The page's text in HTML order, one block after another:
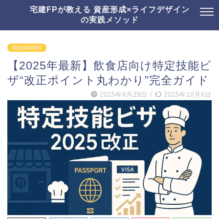
宅建FPが教える 資産形成×ライフデザイン
の実践メソッド
特定技能実習
【2025年最新】飲食店向け特定技能ビ
ザ“改正ポイント丸わかり”完全ガイド
2025年6月29日 / 2025年10月6日